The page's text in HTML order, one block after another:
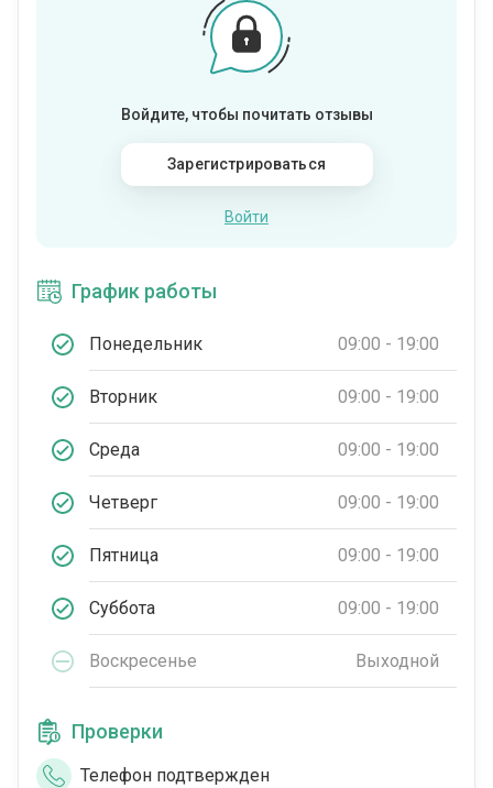
Войдите, чтобы почитать отзывы
Зарегистрироваться
Войти
График работы
Понедельник 09:00 - 19:00
Вторник 09:00 - 19:00
Среда 09:00 - 19:00
Четверг 09:00 - 19:00
Пятница 09:00 - 19:00
Суббота 09:00 - 19:00
Воскресенье Выходной
Проверки
Телефон подтвержден